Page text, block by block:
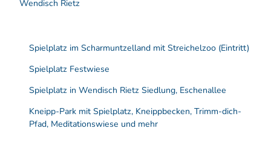
k
n
n
Wendisch Rietz
Spielplatz im Scharmuntzelland mit Streichelzoo (Eintritt)
Spielplatz Festwiese
Spielplatz in Wendisch Rietz Siedlung, Eschenallee
Kneipp-Park mit Spielplatz, Kneippbecken, Trimm-dich-
Pfad, Meditationswiese und mehr